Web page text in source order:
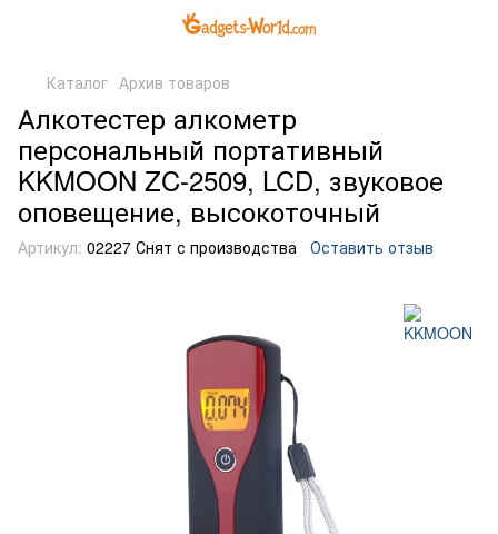
Каталог Архив товаров
Алкотестер алкометр
персональный портативный
KKMOON ZC-2509, LCD, звуковое
оповещение, высокоточный
Артикул: 02227 Снят с производства Оставить отзыв